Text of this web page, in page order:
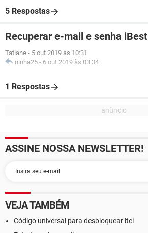
5 Respostas
Recuperar e-mail e senha iBest
Tatiane - 5 out 2019 às 10:31
ninha25 - 6 out 2019 às 03:34
1 Respostas
ASSINE NOSSA NEWSLETTER!
VEJA TAMBÉM
Código universal para desbloquear itel